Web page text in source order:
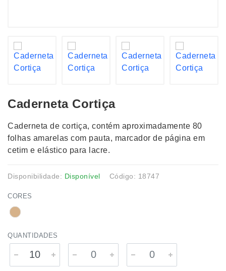
Caderneta Cortiça
Caderneta de cortiça, contém aproximadamente 80
folhas amarelas com pauta, marcador de página em
cetim e elástico para lacre.
Disponibilidade: Disponível Código: 18747
CORES
QUANTIDADES